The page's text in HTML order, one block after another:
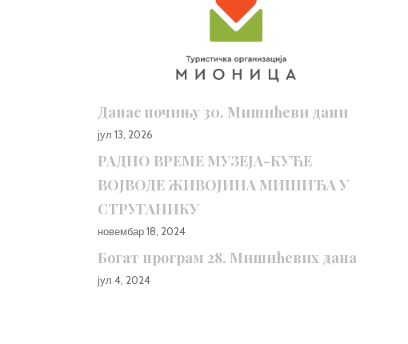
Данас почињу 30. Мишићеви дани
јул 13, 2026
РАДНО ВРЕМЕ МУЗЕЈА-КУЋЕ
ВОЈВОДЕ ЖИВОЈИНА МИШИЋА У
СТРУГАНИКУ
новембар 18, 2024
Богат програм 28. Мишићевих дана
јул 4, 2024